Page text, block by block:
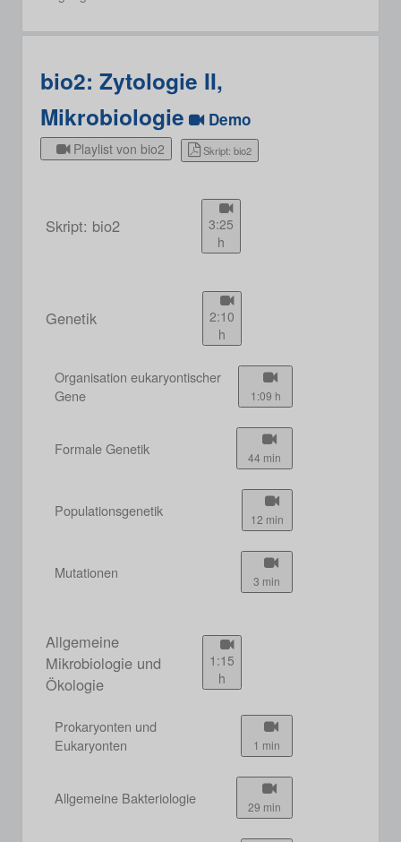
bio2: Zytologie II,
Mikrobiologie
Demo
Playlist von bio2 Skript: bio2
Skript: bio2
3:25
h
Genetik
2:10
h
Organisation eukaryontischer
Gene
1:09 h
Formale Genetik 44 min
Populationsgenetik 12 min
Mutationen 3 min
Allgemeine
Mikrobiologie und
Ökologie
1:15
h
Prokaryonten und
Eukaryonten
1 min
Allgemeine Bakteriologie 29 min